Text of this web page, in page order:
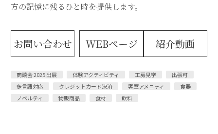
方の記憶に残るひと時を提供します。
お問い合わせ WEBページ 紹介動画
商談会 2025 出展 体験アクティビティ 工房見学
出張可
多言語対応
クレジットカード決済 客室アメニティ
食器
ノベルティ
物販商品 食材 飲料